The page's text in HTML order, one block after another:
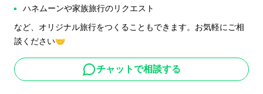
ハネムーンや家族旅行のリクエスト
など、オリジナル旅行をつくることもできます。お気軽にご相
談ください🤝
チャットで相談する